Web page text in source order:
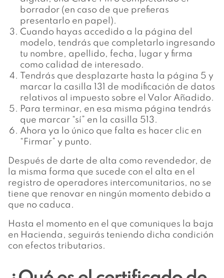
borrador (en caso de que prefieras
presentarlo en papel).
Cuando hayas accedido a la página del
modelo, tendrás que completarlo ingresando
tu nombre, apellido, fecha, lugar y firma
como calidad de interesado.
Tendrás que desplazarte hasta la página 5 y
marcar la casilla 131 de modificación de datos
relativos al impuesto sobre el Valor Añadido.
Para terminar, en esa misma página tendrás
que marcar “sí” en la casilla 513.
Ahora ya lo único que falta es hacer clic en
“Firmar” y punto.
Después de darte de alta como revendedor, de
la misma forma que sucede con el alta en el
registro de operadores intercomunitarios, no se
tiene que renovar en ningún momento debido a
que no caduca.
Hasta el momento en el que comuniques la baja
en Hacienda, seguirás teniendo dicha condición
con efectos tributarios.